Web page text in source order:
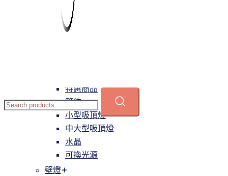
小型吊燈
中大型吊燈
長形吊燈
特惠商品
簡約
小型吸頂燈
中大型吸頂燈
水晶
可換光源
壁燈